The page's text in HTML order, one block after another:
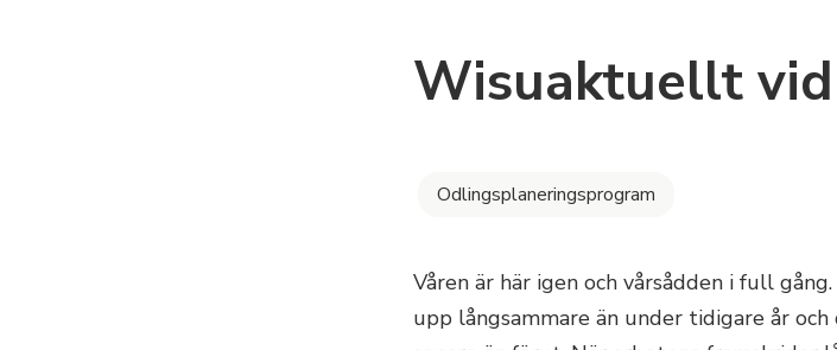
Wisuaktuellt
Odlingsplaneringsprogram
Våren är här igen och vårsådden i full
upp långsammare än under tidigare år